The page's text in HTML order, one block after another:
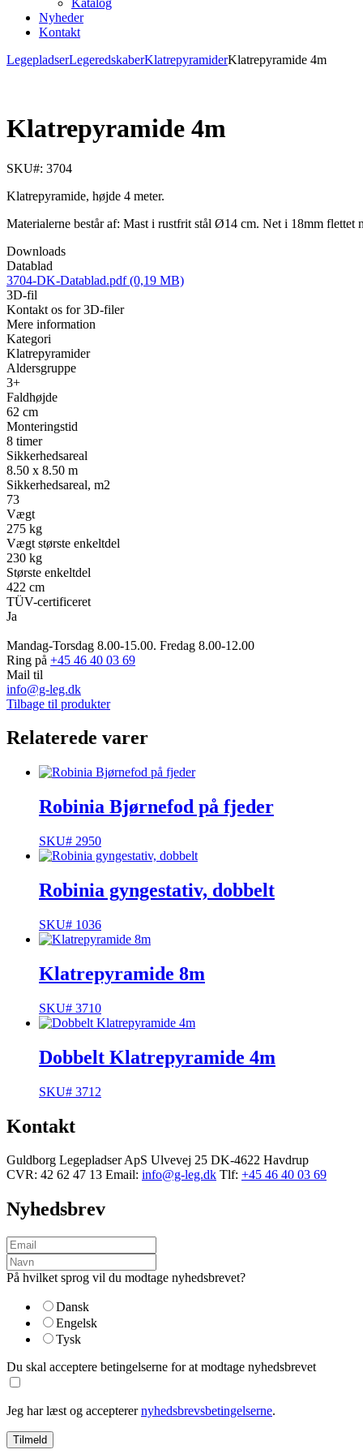
Nyheder
Kontakt
LegepladserLegeredskaberKlatrepyramiderKlatrepyramide 4m
Klatrepyramide 4m
SKU#: 3704
Klatrepyramide, højde 4 meter.
Materialerne består af: Mast i rustfrit stål Ø14 cm. Net i 18mm
Downloads
Datablad
3704-DK-Datablad.pdf (0,19 MB)
3D-fil
Kontakt os for 3D-filer
Mere information
Kategori
Klatrepyramider
Aldersgruppe
3+
Faldhøjde
62 cm
Monteringstid
8 timer
Sikkerhedsareal
8.50 x 8.50 m
Sikkerhedsareal, m2
73
Vægt
275 kg
Vægt største enkeltdel
230 kg
Største enkeltdel
422 cm
TÜV-certificeret
Ja
Mandag-Torsdag 8.00-15.00. Fredag 8.00-12.00
Ring på +45 46 40 03 69
Mail til
info@g-leg.dk
Tilbage til produkter
Relaterede varer
Robinia Bjørnefod på fjeder
SKU# 2950
Robinia gyngestativ, dobbelt
SKU# 1036
Klatrepyramide 8m
SKU# 3710
Dobbelt Klatrepyramide 4m
SKU# 3712
Kontakt
Guldborg Legepladser ApS Ulvevej 25 DK-4622 Havdrup
CVR: 42 62 47 13 Email: info@g-leg.dk Tlf: +45 46 40 03 69
Nyhedsbrev
På hvilket sprog vil du modtage nyhedsbrevet?
Dansk
Engelsk
Tysk
Du skal acceptere betingelserne for at modtage nyhedsbrevet
Jeg har læst og accepterernyhedsbrevsbetingelserne.